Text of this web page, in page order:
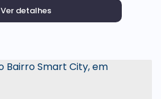
Ver detalhes